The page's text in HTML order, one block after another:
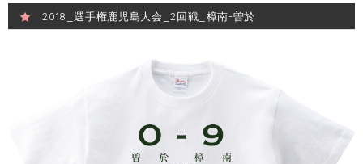
2018_選手権鹿児島大会_2回戦_樟南-曽於